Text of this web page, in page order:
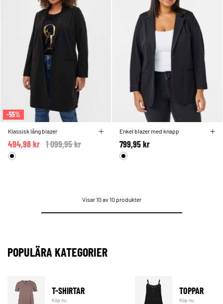
-55%
Klassisk lång blazer
Price reduced from
1 099,95 kr
494,98 kr
Enkel blazer med knapp
799,95 kr
Visar 10 av 10 produkter
POPULÄRA KATEGORIER
T-SHIRTAR
Köp nu
TOPPAR
Köp nu